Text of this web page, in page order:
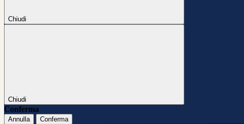
Chiudi
Chiudi
Conferma
Annulla Conferma